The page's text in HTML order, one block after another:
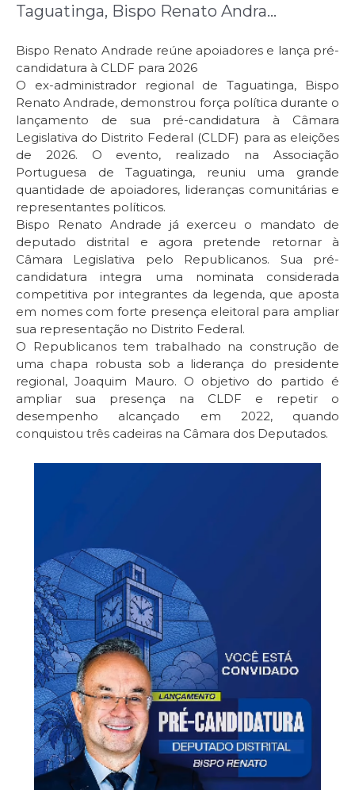
Taguatinga, Bispo Renato Andra…
Bispo Renato Andrade reúne apoiadores e lança pré-
candidatura à CLDF para 2026
O ex-administrador regional de Taguatinga, Bispo
Renato Andrade, demonstrou força política durante o
lançamento de sua pré-candidatura à Câmara
Legislativa do Distrito Federal (CLDF) para as eleições
de 2026. O evento, realizado na Associação
Portuguesa de Taguatinga, reuniu uma grande
quantidade de apoiadores, lideranças comunitárias e
representantes políticos.
Bispo Renato Andrade já exerceu o mandato de
deputado distrital e agora pretende retornar à
Câmara Legislativa pelo Republicanos. Sua pré-
candidatura integra uma nominata considerada
competitiva por integrantes da legenda, que aposta
em nomes com forte presença eleitoral para ampliar
sua representação no Distrito Federal.
O Republicanos tem trabalhado na construção de
uma chapa robusta sob a liderança do presidente
regional, Joaquim Mauro. O objetivo do partido é
ampliar sua presença na CLDF e repetir o
desempenho alcançado em 2022, quando
conquistou três cadeiras na Câmara dos Deputados.